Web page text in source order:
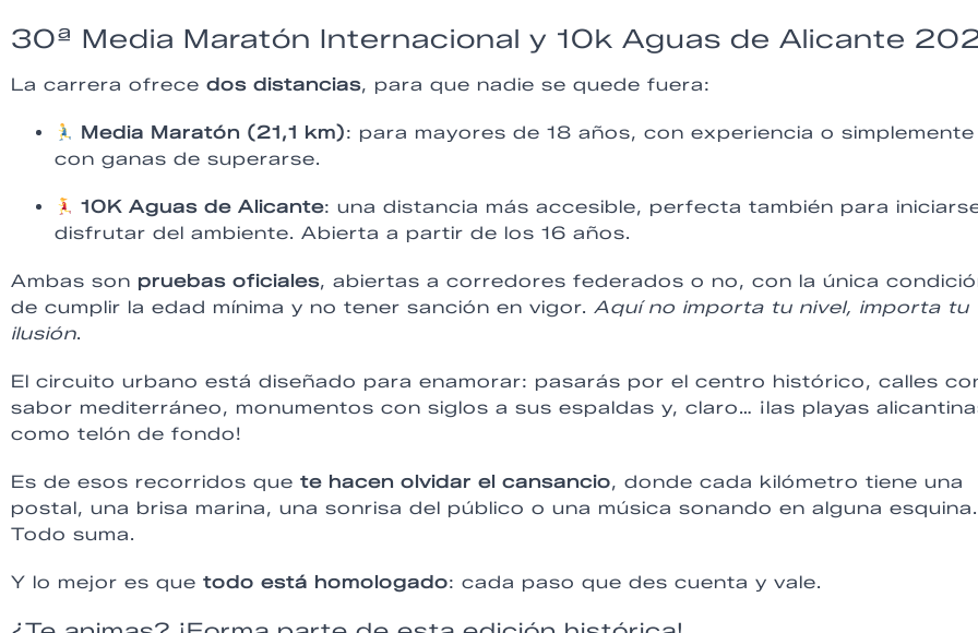
30ª Media Maratón Internacional y 10k Aguas de Alicante
La carrera ofrece dos distancias, para que nadie se quede fuera:
Media Maratón (21,1 km): para mayores de 18 años, con experiencia o simplemente
con ganas de superarse.
10K Aguas de Alicante: una distancia más accesible, perfecta también para
disfrutar del ambiente. Abierta a partir de los 16 años.
Ambas son pruebas oficiales, abiertas a corredores federados o no, con la única
de cumplir la edad mínima y no tener sanción en vigor. Aquí no importa tu nivel, importa tu
ilusión.
El circuito urbano está diseñado para enamorar: pasarás por el centro histórico, calles
sabor mediterráneo, monumentos con siglos a sus espaldas y, claro… ¡las playas
como telón de fondo!
Es de esos recorridos que te hacen olvidar el cansancio, donde cada kilómetro tiene una
postal, una brisa marina, una sonrisa del público o una música sonando en alguna esquina.
Todo suma.
Y lo mejor es que todo está homologado: cada paso que des cuenta y vale.